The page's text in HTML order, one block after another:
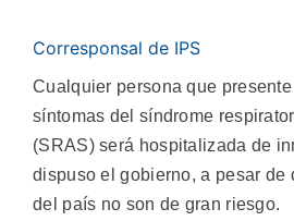
Corresponsal de IPS
Cualquier persona que
síntomas del síndrome
(SRAS) será hospitalizada de
dispuso el gobierno, a pesar de
del país no son de gran riesgo.